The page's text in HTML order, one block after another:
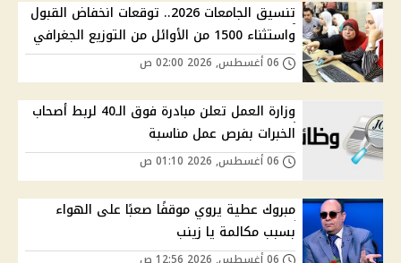
تنسيق الجامعات 2026.. توقعات انخفاض القبول
واستثناء 1500 من الأوائل من التوزيع الجغرافي
وزارة العمل تعلن مبادرة فوق الـ40 لربط أصحاب
الخبرات بفرص عمل مناسبة
مبروك عطية يروي موقفًا صعبًا على الهواء
بسبب مكالمة يا زينب